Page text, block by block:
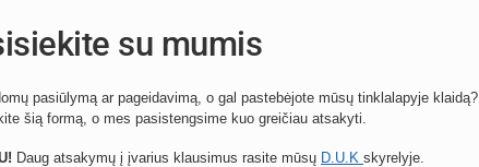
su mumis
pasiūlymą ar pageidavimą, o gal pastebėjote mūsų tinklalapyje klaidą?
šią formą, o mes pasistengsime kuo greičiau atsakyti.
Daug atsakymų į įvarius klausimus rasite mūsų D.U.K skyrelyje.